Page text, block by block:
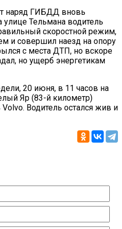
наряд ГИБДД вновь
Тельмана водитель
скоростной режим,
и совершил наезд на опору
с места ДТП, но вскоре
но ущерб энергетикам
20 июня, в 11 часов на
Яр (83-й километр)
Водитель остался жив и